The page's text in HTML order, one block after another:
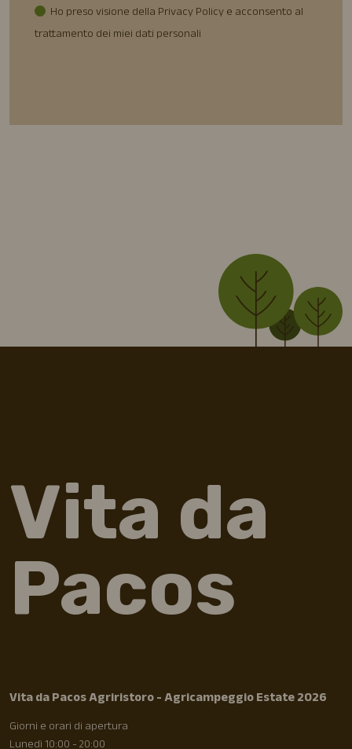
Ho preso visione della Privacy Policy e acconsento al
trattamento dei miei dati personali
Vita da
Pacos
Vita da Pacos Agriristoro - Agricampeggio Estate 2026
Giorni e orari di apertura